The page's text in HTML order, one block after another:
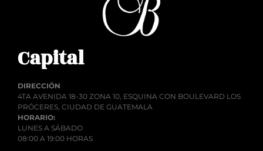
Capital
DIRECCIÓN
4TA AVENIDA 18-30 ZONA 10, ESQUINA CON BOULEVARD LOS
PRÓCERES, CIUDAD DE GUATEMALA
HORARIO:
LUNES A SÁBADO
08:00 A 19:00 HORAS